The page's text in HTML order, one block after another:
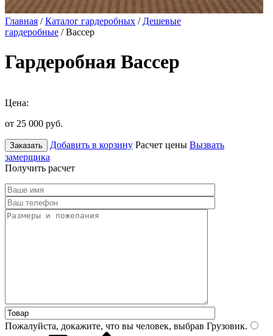
Главная /Каталог гардеробных / Дешевые
гардеробные / Вассер
Гардеробная Вассер
Цена:
от 25 000 руб.
Заказать Добавить в корзину Расчет цены Вызвать
замерщика
Получить расчет
Пожалуйста, докажите, что вы человек, выбрав Грузовик.